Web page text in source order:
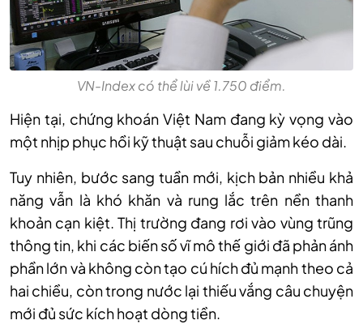
VN-Index có thể lùi về 1.750 điểm.
Hiện tại, chứng khoán Việt Nam đang kỳ vọng vào
một nhịp phục hồi kỹ thuật sau chuỗi giảm kéo dài.
Tuy nhiên, bước sang tuần mới, kịch bản nhiều khả
năng vẫn là khó khăn và rung lắc trên nền thanh
khoản cạn kiệt. Thị trường đang rơi vào vùng trũng
thông tin, khi các biến số vĩ mô thế giới đã phản ánh
phần lớn và không còn tạo cú hích đủ mạnh theo cả
hai chiều, còn trong nước lại thiếu vắng câu chuyện
mới đủ sức kích hoạt dòng tiền.